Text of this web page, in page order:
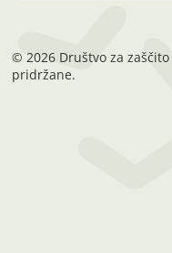
© 2026 Društvo za
pridržane.